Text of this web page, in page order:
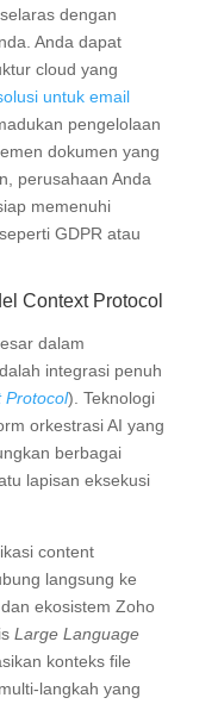
dengan
Anda dapat
cloud yang
untuk email
pengelolaan
dokumen yang
perusahaan Anda
memenuhi
GDPR atau
Context Protocol
dalam
integrasi penuh
Protocol). Teknologi
orkestrasi AI yang
berbagai
lapisan eksekusi
content
langsung ke
ekosistem Zoho
Large Language
konteks file
langkah yang